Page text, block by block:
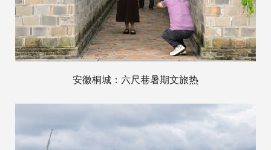
安徽桐城：六尺巷暑期文旅热